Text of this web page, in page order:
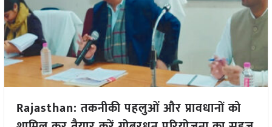
Rajasthan: तकनीकी पहलुओं और प्रावधानों को